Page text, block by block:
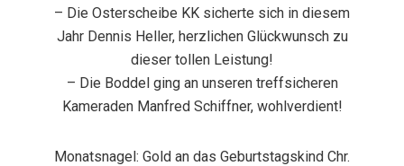
– Die Osterscheibe KK sicherte sich in diesem
Jahr Dennis Heller, herzlichen Glückwunsch zu
dieser tollen Leistung!
– Die Boddel ging an unseren treffsicheren
Kameraden Manfred Schiffner, wohlverdient!
Monatsnagel: Gold an das Geburtstagskind Chr.